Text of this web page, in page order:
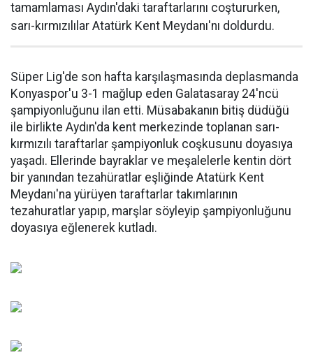
tamamlaması Aydın'daki taraftarlarını coştururken,
sarı-kırmızılılar Atatürk Kent Meydanı'nı doldurdu.
Süper Lig'de son hafta karşılaşmasında deplasmanda
Konyaspor'u 3-1 mağlup eden Galatasaray 24'ncü
şampiyonluğunu ilan etti. Müsabakanın bitiş düdüğü
ile birlikte Aydın'da kent merkezinde toplanan sarı-
kırmızılı taraftarlar şampiyonluk coşkusunu doyasıya
yaşadı. Ellerinde bayraklar ve meşalelerle kentin dört
bir yanından tezahüratlar eşliğinde Atatürk Kent
Meydanı'na yürüyen taraftarlar takımlarının
tezahuratlar yapıp, marşlar söyleyip şampiyonluğunu
doyasıya eğlenerek kutladı.